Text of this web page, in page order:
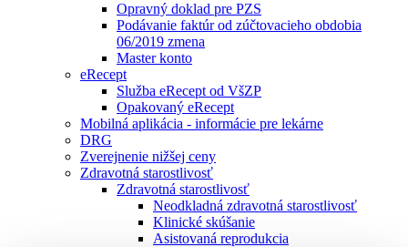
Opravný doklad pre PZS
Podávanie faktúr od zúčtovacieho obdobia
06/2019 zmena
Master konto
eRecept
Služba eRecept od VšZP
Opakovaný eRecept
Mobilná aplikácia - informácie pre lekárne
DRG
Zverejnenie nižšej ceny
Zdravotná starostlivosť
Zdravotná starostlivosť
Neodkladná zdravotná starostlivosť
Klinické skúšanie
Asistovaná reprodukcia